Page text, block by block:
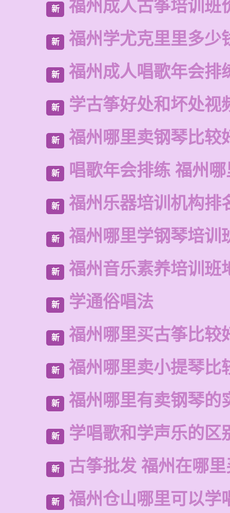
新 福州成人古筝培训班
新 福州学尤克里里多少
新 福州成人唱歌年会排
新 学古筝好处和坏处视
新 福州哪里卖钢琴比较
新 唱歌年会排练 福州
新 福州乐器培训机构排
新 福州哪里学钢琴培训
新 福州音乐素养培训班
新 学通俗唱法
新 福州哪里买古筝比较
新 福州哪里卖小提琴比
新 福州哪里有卖钢琴的
新 学唱歌和学声乐的区
新 古筝批发 福州在哪
新 福州仓山哪里可以学